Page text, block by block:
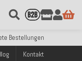
ab 99€ Bestellwert
Amazon Pay
ab 99€ Bestellwert
Bestellungen
Kontakt